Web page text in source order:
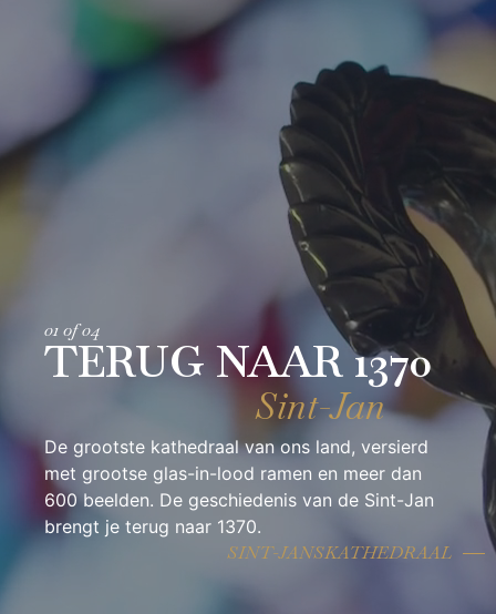
02 of 04
VOL GEHEIMEN
Markiezenhof
Tegenwoordig is het een museum met
bijzondere collecties en boeiende rondleidingen,
wat we graag voor iedereen in stand willen
houden.
Markiezenhof